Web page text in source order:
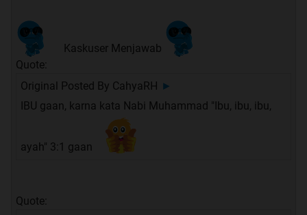
Kaskuser Menjawab
Quote:
Original Posted By CahyaRH ►
IBU gaan, karna kata Nabi Muhammad "Ibu, ibu, ibu,
ayah" 3:1 gaan
Quote: